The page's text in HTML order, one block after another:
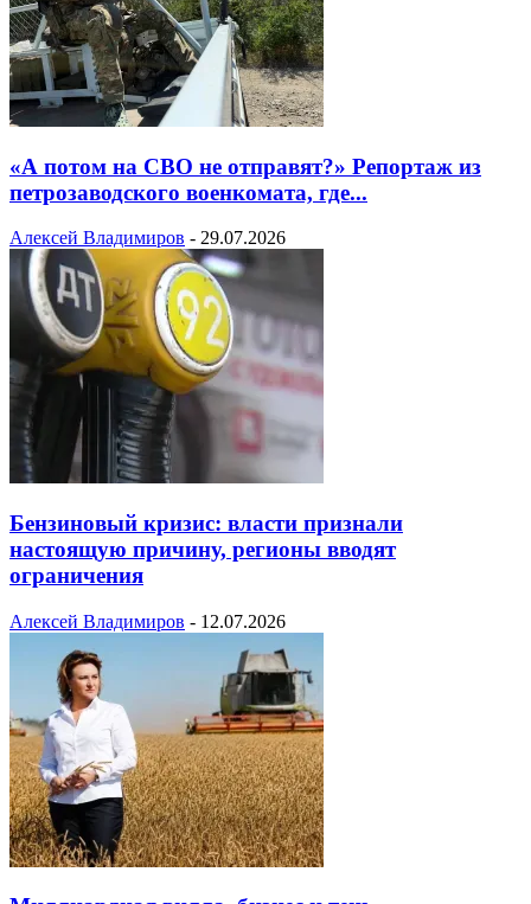
«А потом на СВО не отправят?» Репортаж из
петрозаводского военкомата, где...
Алексей Владимиров - 29.07.2026
Бензиновый кризис: власти признали
настоящую причину, регионы вводят
ограничения
Алексей Владимиров - 12.07.2026